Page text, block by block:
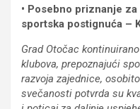
• Posebno priznanje
sportska postignuća –
Grad Otočac
klubova, prepoznajući
razvoja zajednice,
svečanosti potvrda su